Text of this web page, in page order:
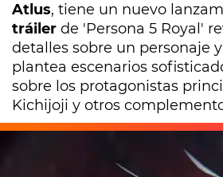
Atlus, tiene un nuevo
tráiler de 'Persona 5 Royal'
detalles sobre un personaje
plantea escenarios
sobre los protagonistas
Kichijoji y otros